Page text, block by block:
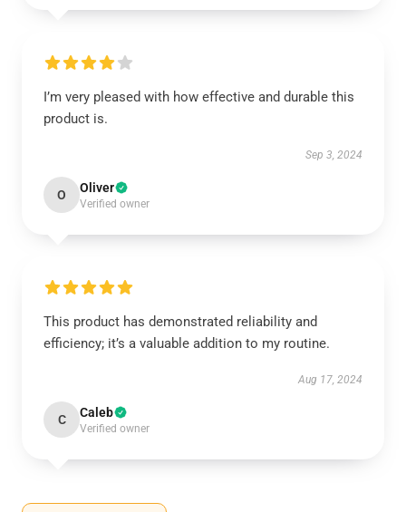
I’m very pleased with how effective and durable this
product is.
Sep 3, 2024
O Oliver
Verified owner
This product has demonstrated reliability and
efficiency; it’s a valuable addition to my routine.
Aug 17, 2024
C Caleb
Verified owner